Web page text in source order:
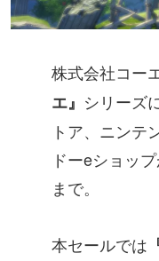
株式会社コー
エ』 シリーズ
トア、ニンテ
ドーeショッ
まで。
本セールでは